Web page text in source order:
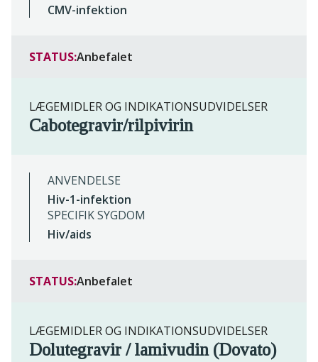
CMV-infektion
STATUS:Anbefalet
LÆGEMIDLER OG INDIKATIONSUDVIDELSER
Cabotegravir/rilpivirin
ANVENDELSE
Hiv-1-infektion
SPECIFIK SYGDOM
Hiv/aids
STATUS:Anbefalet
LÆGEMIDLER OG INDIKATIONSUDVIDELSER
Dolutegravir / lamivudin (Dovato)